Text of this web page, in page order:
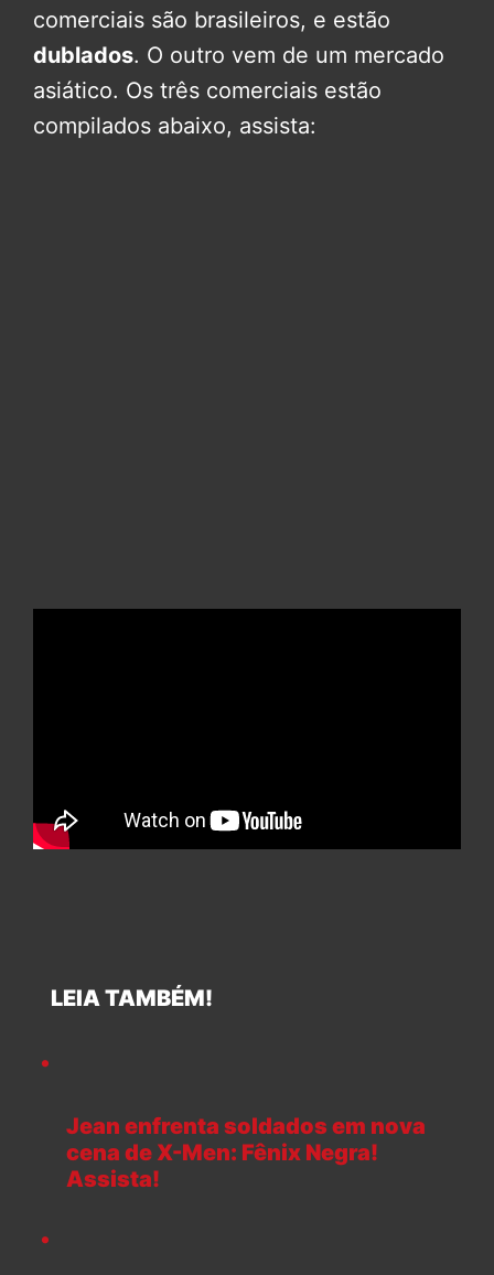
comerciais são brasileiros, e estão
dublados. O outro vem de um mercado
asiático. Os três comerciais estão
compilados abaixo, assista:
LEIA TAMBÉM!
Jean enfrenta soldados em nova
cena de X-Men: Fênix Negra!
Assista!